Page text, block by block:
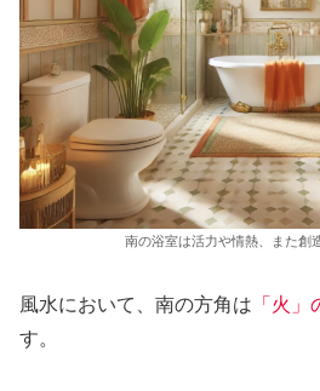
南の浴室は活力や情熱、また創
風水において、南の方角は 「火
す。